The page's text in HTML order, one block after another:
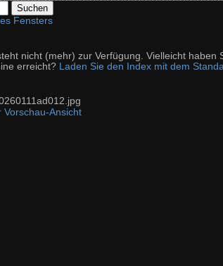
Suchen
nicht (mehr) zur Verfügung. Vielleicht
erreicht? Laden Sie den Index mit dem